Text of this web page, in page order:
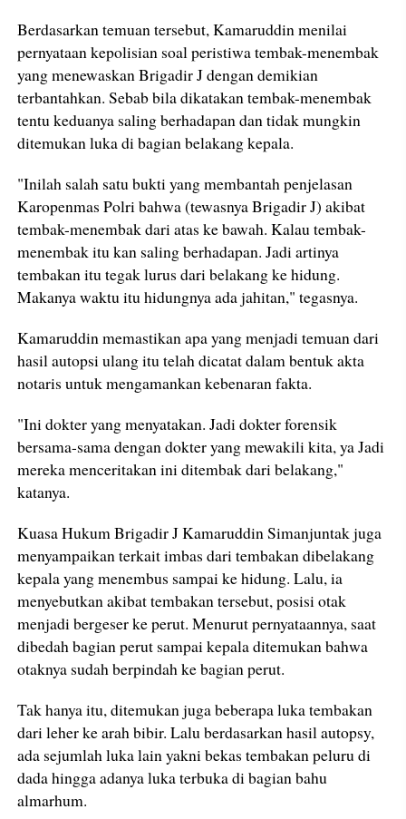
Berdasarkan temuan tersebut, Kamaruddin menilai
pernyataan kepolisian soal peristiwa tembak-menembak
yang menewaskan Brigadir J dengan demikian
terbantahkan. Sebab bila dikatakan tembak-menembak
tentu keduanya saling berhadapan dan tidak mungkin
ditemukan luka di bagian belakang kepala.
"Inilah salah satu bukti yang membantah penjelasan
Karopenmas Polri bahwa (tewasnya Brigadir J) akibat
tembak-menembak dari atas ke bawah. Kalau tembak-
menembak itu kan saling berhadapan. Jadi artinya
tembakan itu tegak lurus dari belakang ke hidung.
Makanya waktu itu hidungnya ada jahitan," tegasnya.
Kamaruddin memastikan apa yang menjadi temuan dari
hasil autopsi ulang itu telah dicatat dalam bentuk akta
notaris untuk mengamankan kebenaran fakta.
"Ini dokter yang menyatakan. Jadi dokter forensik
bersama-sama dengan dokter yang mewakili kita, ya Jadi
mereka menceritakan ini ditembak dari belakang,"
katanya.
Kuasa Hukum Brigadir J Kamaruddin Simanjuntak juga
menyampaikan terkait imbas dari tembakan dibelakang
kepala yang menembus sampai ke hidung. Lalu, ia
menyebutkan akibat tembakan tersebut, posisi otak
menjadi bergeser ke perut. Menurut pernyataannya, saat
dibedah bagian perut sampai kepala ditemukan bahwa
otaknya sudah berpindah ke bagian perut.
Tak hanya itu, ditemukan juga beberapa luka tembakan
dari leher ke arah bibir. Lalu berdasarkan hasil autopsy,
ada sejumlah luka lain yakni bekas tembakan peluru di
dada hingga adanya luka terbuka di bagian bahu
almarhum.